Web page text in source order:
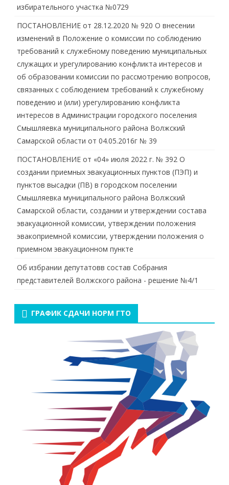
избирательного участка №0729
ПОСТАНОВЛЕНИЕ от 28.12.2020 № 920 О внесении
изменений в Положение о комиссии по соблюдению
требований к служебному поведению муниципальных
служащих и урегулированию конфликта интересов и
об образовании комиссии по рассмотрению вопросов,
связанных с соблюдением требований к служебному
поведению и (или) урегулированию конфликта
интересов в Администрации городского поселения
Смышляевка муниципального района Волжский
Самарской области от 04.05.2016г № 39
ПОСТАНОВЛЕНИЕ от «04» июля 2022 г. № 392 О
создании приемных эвакуационных пунктов (ПЭП) и
пунктов высадки (ПВ) в городском поселении
Смышляевка муниципального района Волжский
Самарской области, создании и утверждении состава
эвакуационной комиссии, утверждении положения
эвакоприемной комиссии, утверждении положения о
приемном эвакуационном пункте
Об избрании депутатовв состав Собрания
представителей Волжского района - решение №4/1
ГРАФИК СДАЧИ НОРМ ГТО